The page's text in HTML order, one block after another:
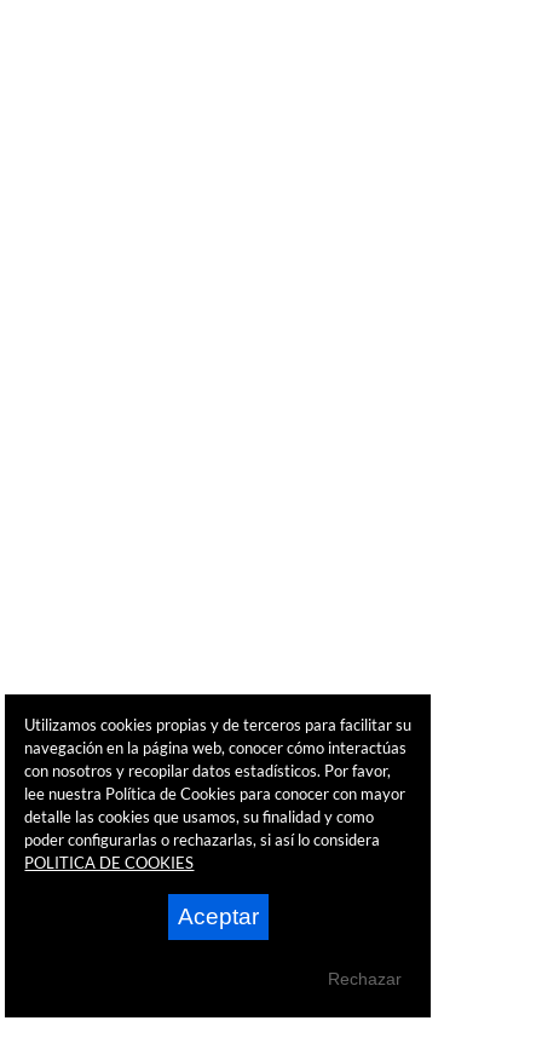
Utilizamos cookies propias y de terceros para facilitar su
navegación en la página web, conocer cómo interactúas
con nosotros y recopilar datos estadísticos. Por favor,
lee nuestra Política de Cookies para conocer con mayor
detalle las cookies que usamos, su finalidad y como
poder configurarlas o rechazarlas, si así lo considera
POLITICA DE COOKIES
Aceptar
Rechazar